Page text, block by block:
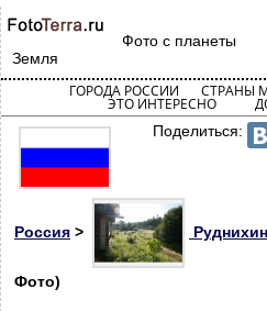
Фото с планеты
Земля
ГОРОДА РОССИИ СТРАНЫ
ЭТО ИНТЕРЕСНО
Поделиться:
Россия >
Фото)